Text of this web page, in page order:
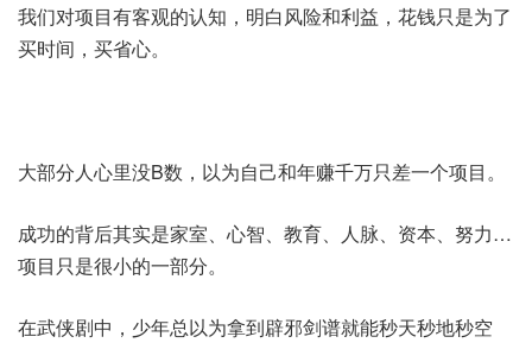
我们对项目有客观的认知，明白风险和利益，花钱只是为了
买时间，买省心。
大部分人心里没B数，以为自己和年赚千万只差一个项目。
成功的背后其实是家室、心智、教育、人脉、资本、努力…
项目只是很小的一部分。
在武侠剧中，少年总以为拿到辟邪剑谱就能秒天秒地秒空